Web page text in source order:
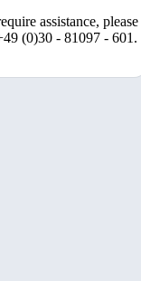
assistance, please
(0)30 - 81097 - 601.